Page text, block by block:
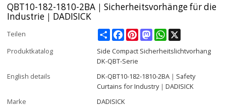
QBT10-182-1810-2BA｜Sicherheitsvorhänge für die
Industrie｜DADISICK
Teilen ShareFacebookPinterestMastodonWhatsApp
Produktkatalog
Side Compact Sicherheitslichtvorhang
DK-QBT-Serie
English details
DK-QBT10-182-1810-2BA｜Safety
Curtains for Industry｜DADISICK
Marke
DADISICK